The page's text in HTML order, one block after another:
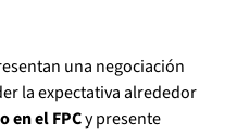
una negociación
la expectativa alrededor
en el FPCy presente